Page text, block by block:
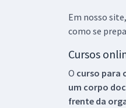
Em nosso
como se
Cursos
O curso para
um corpo
frente da